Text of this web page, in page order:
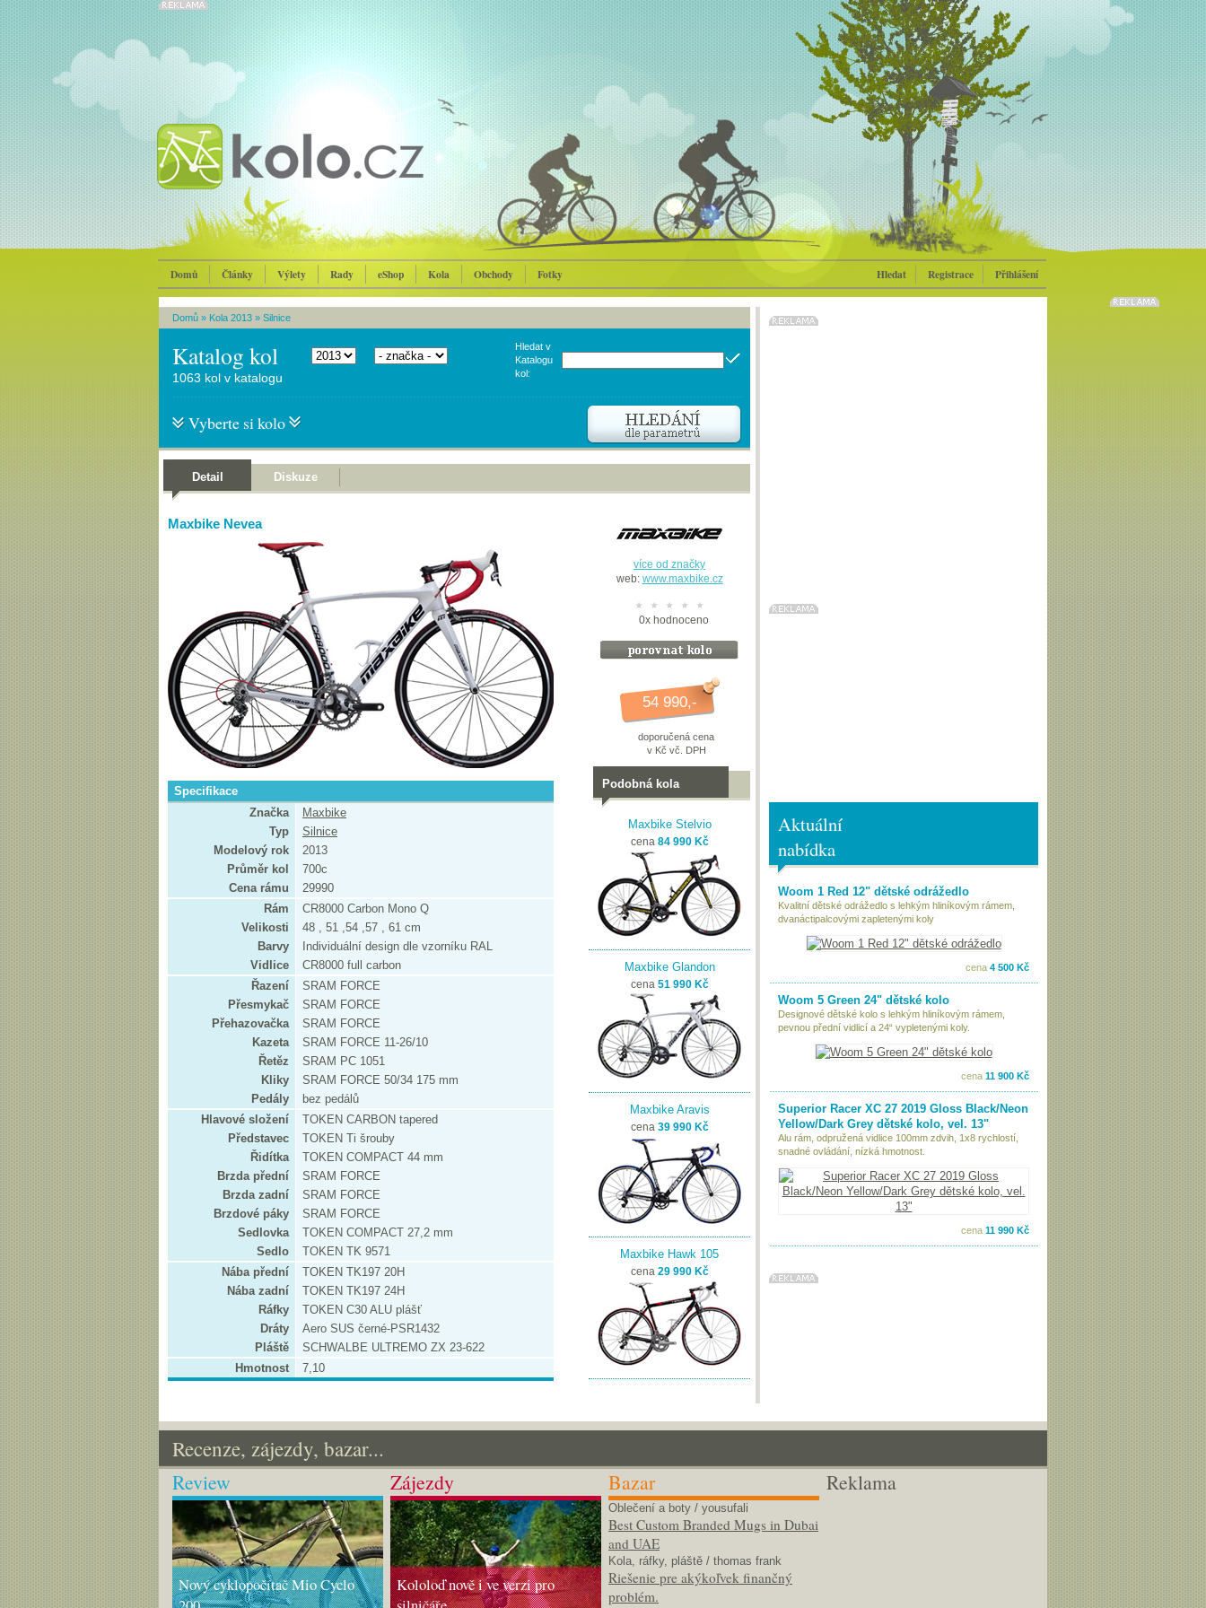
Domů Články Výlety Rady eShop Kola Obchody Fotky Hledat Registrace Přihlášení
Domů » Kola 2013 » Silnice
Katalog kol
Hledat v
Katalogu
kol:
1063 kol v katalogu
Vyberte si kolo
Detail Diskuze
Maxbike Nevea
Specifikace
Značka
Maxbike
Typ
Silnice
Modelový rok
2013
Průměr kol
700c
Cena rámu
29990
Rám
CR8000 Carbon Mono Q
Velikosti
48 , 51 ,54 ,57 , 61 cm
Barvy
Individuální design dle vzorníku RAL
Vidlice
CR8000 full carbon
Řazení
SRAM FORCE
Přesmykač
SRAM FORCE
Přehazovačka
SRAM FORCE
Kazeta
SRAM FORCE 11-26/10
Řetěz
SRAM PC 1051
Kliky
SRAM FORCE 50/34 175 mm
Pedály
bez pedálů
Hlavové složení
TOKEN CARBON tapered
Představec
TOKEN Ti šrouby
Řidítka
TOKEN COMPACT 44 mm
Brzda přední
SRAM FORCE
Brzda zadní
SRAM FORCE
Brzdové páky
SRAM FORCE
Sedlovka
TOKEN COMPACT 27,2 mm
Sedlo
TOKEN TK 9571
Nába přední
TOKEN TK197 20H
Nába zadní
TOKEN TK197 24H
Ráfky
TOKEN C30 ALU plášť
Dráty
Aero SUS černé-PSR1432
Pláště
SCHWALBE ULTREMO ZX 23-622
Hmotnost
7,10
více od značky
web: www.maxbike.cz
0xhodnoceno
54 990,-
doporučená cena
v Kč vč. DPH
Podobná kola
Maxbike Stelvio
cena 84 990 Kč
Maxbike Glandon
cena 51 990 Kč
Maxbike Aravis
cena 39 990 Kč
Maxbike Hawk 105
cena 29 990 Kč
Aktuální
nabídka
Woom 1 Red 12" dětské odrážedlo
Kvalitní dětské odrážedlo s lehkým hliníkovým rámem,
dvanáctipalcovými zapletenými koly
cena 4 500 Kč
Woom 5 Green 24" dětské kolo
Designové dětské kolo s lehkým hliníkovým rámem,
pevnou přední vidlicí a 24“ vypletenými koly.
cena 11 900 Kč
Superior Racer XC 27 2019 Gloss Black/Neon
Yellow/Dark Grey dětské kolo, vel. 13"
Alu rám, odpružená vidlice 100mm zdvih, 1x8 rychlostí,
snadné ovládání, nízká hmotnost.
cena 11 990 Kč
Recenze, zájezdy, bazar...
Review
Nový cyklopočítač Mio Cyclo
Zájezdy
Kololoď nově i ve verzi pro
Bazar
Oblečení a boty / yousufali
Best Custom Branded Mugs in Dubai
and UAE
Kola, ráfky, pláště / thomas frank
Riešenie pre akýkoľvek finančný
problém.
Reklama